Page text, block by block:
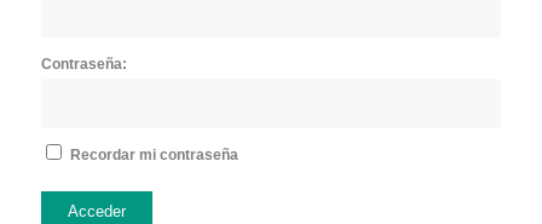
Contraseña:
Recordar mi contraseña
Acceder